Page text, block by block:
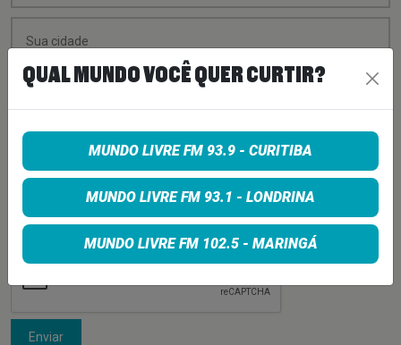
Enviar
QUAL MUNDO VOCÊ QUER CURTIR?
MUNDO LIVRE FM 93.9 - CURITIBA
MUNDO LIVRE FM 93.1 - LONDRINA
MUNDO LIVRE FM 102.5 - MARINGÁ